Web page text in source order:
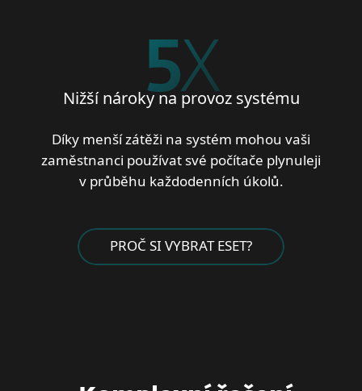
5X
Nižší nároky na provoz systému
Díky menší zátěži na systém mohou vaši
zaměstnanci používat své počítače plynuleji
v průběhu každodenních úkolů.
PROČ SI VYBRAT ESET?